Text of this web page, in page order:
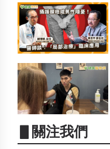
▋關注我們